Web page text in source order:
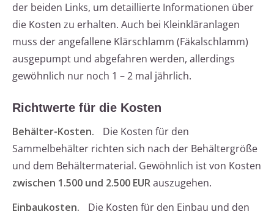
der beiden Links, um detaillierte Informationen über
die Kosten zu erhalten. Auch bei Kleinkläranlagen
muss der angefallene Klärschlamm (Fäkalschlamm)
ausgepumpt und abgefahren werden, allerdings
gewöhnlich nur noch 1 – 2 mal jährlich.
Richtwerte für die Kosten
Behälter-Kosten.
Die Kosten für den
Sammelbehälter richten sich nach der Behältergröße
und dem Behältermaterial. Gewöhnlich ist von Kosten
zwischen 1.500 und 2.500 EURauszugehen.
Einbaukosten.
Die Kosten für den Einbau und den